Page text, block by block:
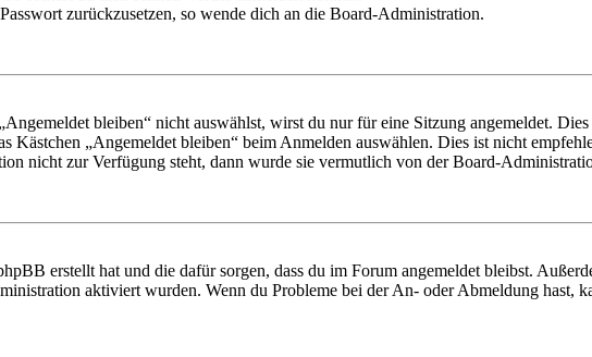
zurückzusetzen, so wende dich an die Board-Administration.
bleiben“ nicht auswählst, wirst du nur für eine Sitzung angemeldet.
Kästchen „Angemeldet bleiben“ beim Anmelden auswählen. Dies ist nicht
nicht zur Verfügung steht, dann wurde sie vermutlich von der Board-
erstellt hat und die dafür sorgen, dass du im Forum angemeldet bleibst.
aktiviert wurden. Wenn du Probleme bei der An- oder Abmeldung hast,